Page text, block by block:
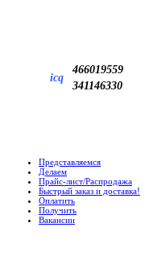
icq
466019559
341146330
Представляемся
Делаем
Прайс-лист/Распродажа
Быстрый заказ и доставка!
Оплатить
Получить
Вакансии